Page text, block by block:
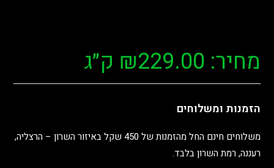
מחיר: ₪229.00 ק״ג
הזמנות ומשלוחים
משלוחים חינם החל מהזמנות של 450 שקל באיזור השרון – הרצליה,
רעננה, רמת השרון בלבד.